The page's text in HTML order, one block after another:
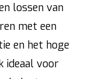
lossen van
met een
en het hoge
ideaal voor